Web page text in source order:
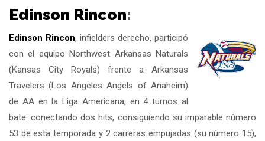
Edinson Rincon:
Edinson Rincon, infielders derecho, participó
con el equipo Northwest Arkansas Naturals
(Kansas City Royals) frente a Arkansas
Travelers (Los Angeles Angels of Anaheim)
de AA en la Liga Americana, en 4 turnos al
bate: conectando dos hits, consiguiendo su imparable número
53 de esta temporada y 2 carreras empujadas (su número 15),